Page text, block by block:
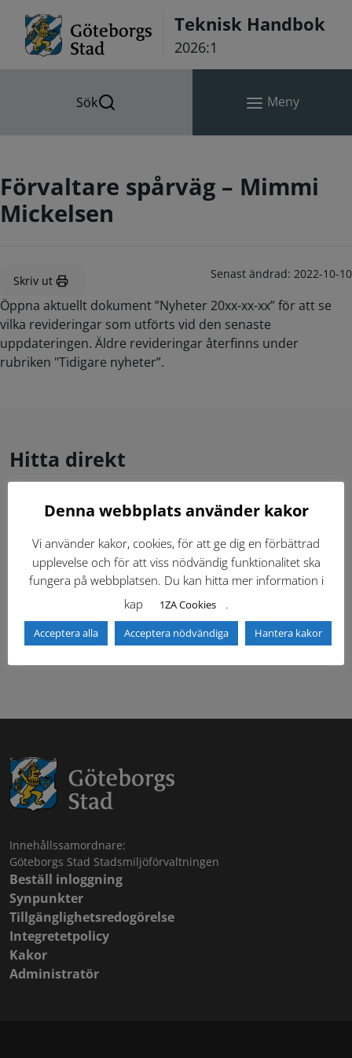
Teknisk Handbok
2026:1
Sök Meny
Förvaltare spårväg – Mimmi
Mickelsen
Skriv ut Senast ändrad: 2022-10-10
Öppna aktuellt dokument ”Nyheter 20xx-xx-xx” för att se
vilka revideringar som utförts vid den senaste
uppdateringen. Äldre revideringar återfinns under
rubriken "Tidigare nyheter”.
Hitta direkt
Gällande standardritningar (Dwg och pdf)
Dokumentbibliotek Kontaktlista
Tidigare versioner
Säkerhetsordningen
Innehållssamordnare:
Göteborgs Stad Stadsmiljöförvaltningen
Beställ inloggning
Synpunkter
Tillgänglighetsredogörelse
Integretetpolicy
Kakor
Administratör
Denna webbplats använder kakor
Vi använder kakor, cookies, för att ge dig en förbättrad
upplevelse och för att viss nödvändig funktionalitet ska
fungera på webbplatsen. Du kan hitta mer information i
kap
1ZA Cookies .
Acceptera alla Acceptera nödvändiga Hantera kakor